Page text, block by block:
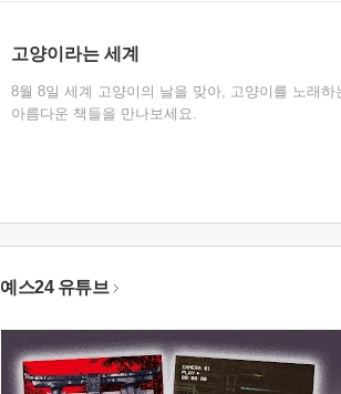
고양이라는 세계
8월 8일 세계 고양이의 날을 맞아, 고양이를 노래하
아름다운 책들을 만나보세요.
예스24 유튜브